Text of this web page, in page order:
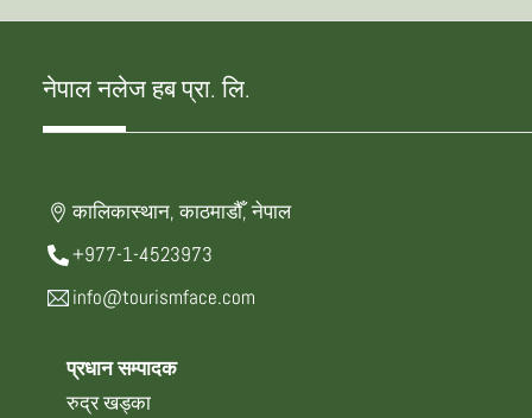
नेपाल नलेज हब प्रा. लि.
कालिकास्थान, काठमाडौँ, नेपाल
+977-1-4523973
info@tourismface.com
प्रधान सम्पादक
रुद्र खड्का